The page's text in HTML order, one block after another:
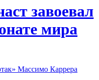
завоевал
мира
Массимо Каррера